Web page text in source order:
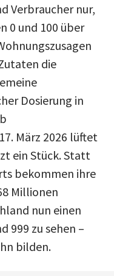
Verbraucher nur,
0 und 100 über
die
Dosierung in
März 2026 lüftet
ein Stück. Statt
bekommen ihre
Millionen
nun einen
999 zu sehen –
bilden.